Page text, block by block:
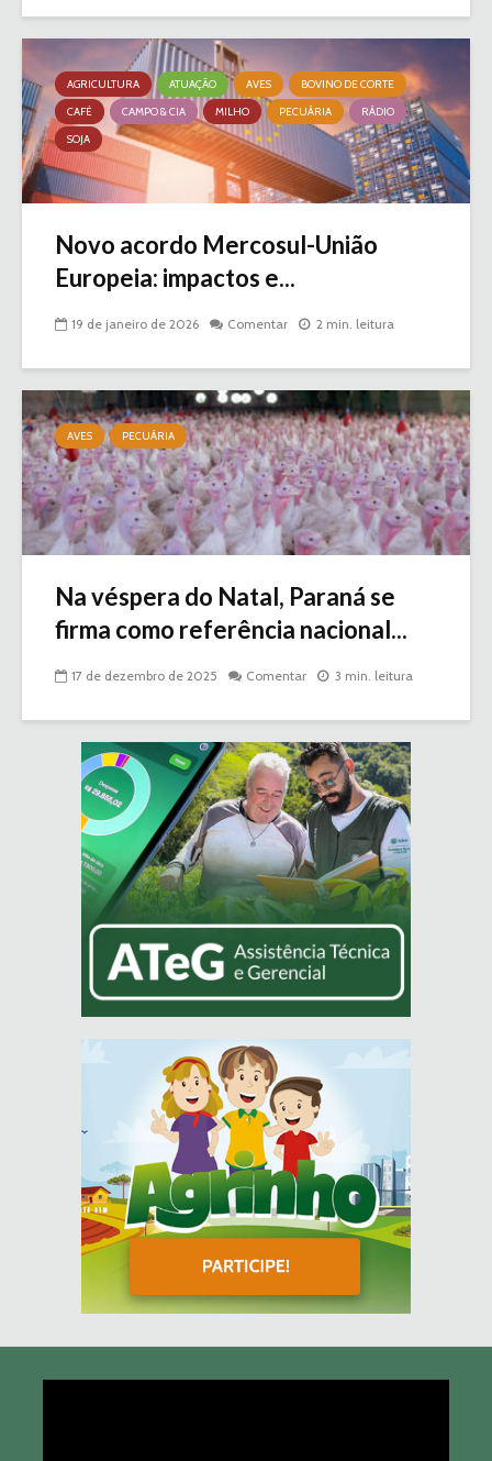
AGRICULTURA ATUAÇÃO AVES
BOVINO DE CORTE
CAFÉ
CAMPO & CIA MILHO PECUÁRIA
RÁDIO
SOJA
Novo acordo Mercosul-União
Europeia: impactos e...
19 de janeiro de 2026 Comentar 2 min. leitura
AVES PECUÁRIA
Na véspera do Natal, Paraná se
firma como referência nacional...
17 de dezembro de 2025 Comentar 3 min. leitura